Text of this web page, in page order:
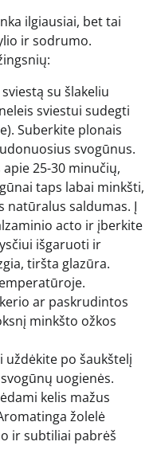
ilgiausiai, bet tai
ir sodrumo.
su šlakeliu
sviestui sudegti
Suberkite plonais
svogūnus.
25-30 minučių,
taps labai minkšti,
natūralus saldumas. Į
acto ir įberkite
išgaruoti ir
tiršta glazūra.
ar paskrudintos
minkšto ožkos
po šaukštelį
uogienės.
kelis mažus
žolelė
ir subtiliai pabrėš